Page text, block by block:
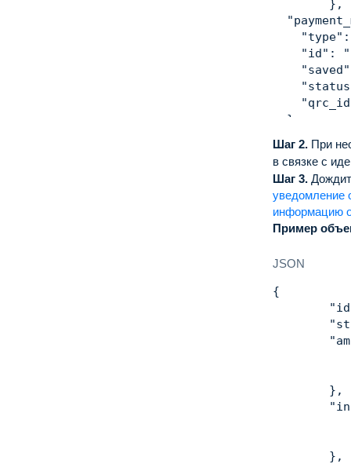
} ,
"type" :
"id" :
"saved"
}
}
Шаг 2. При
в связке с
Шаг 3.
уведомление
информацию
Пример
JSON
{
} ,
} ,